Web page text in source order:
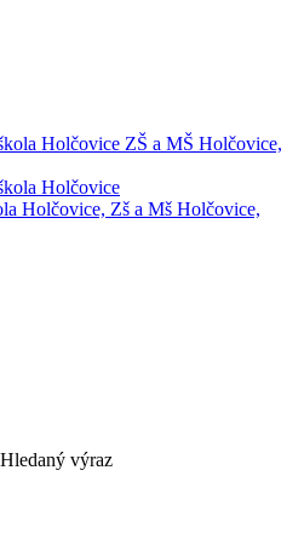
ZŠ a MŠ Holčovice,
Holčovice, Zš a Mš Holčovice,
Hledaný výraz